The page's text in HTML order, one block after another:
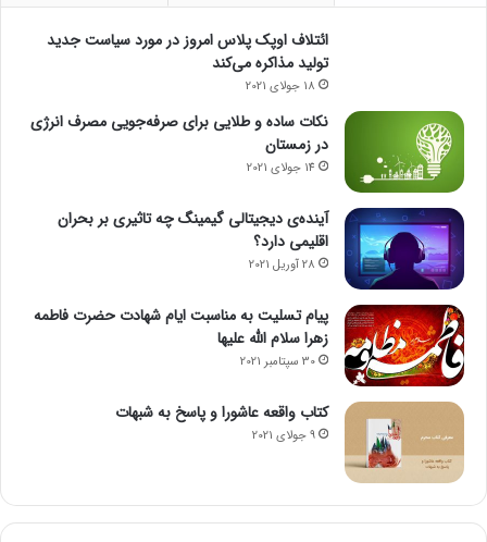
ائتلاف اوپک پلاس امروز در مورد سیاست جدید
تولید مذاکره می‌کند
18 جولای 2021
نکات ساده و طلایی برای صرفه‌جویی مصرف انرژی
در زمستان
14 جولای 2021
آینده‌ی دیجیتالی گیمینگ چه تاثیری بر بحران
اقلیمی دارد؟
28 آوریل 2021
پیام تسلیت به مناسبت ایام شهادت حضرت فاطمه
زهرا سلام الله علیها
30 سپتامبر 2021
کتاب واقعه عاشورا و پاسخ به شبهات
9 جولای 2021